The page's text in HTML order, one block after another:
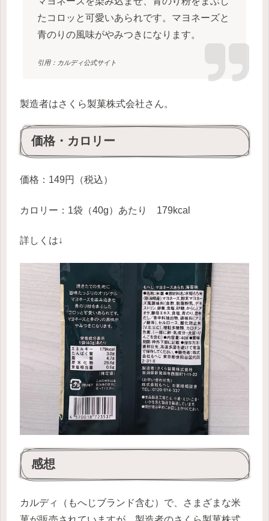
たコロッと可愛いあられです。マヨネーズと
青のりの風味がやみつきになります。
引用：カルディ公式サイト
製造者はさくら製菓株式会社さん。
価格・カロリー
価格：149円（税込）
カロリー：1袋（40g）あたり 179kcal
詳しくは↓
感想
カルディ（もへじブランド含む）で、さまざまな米